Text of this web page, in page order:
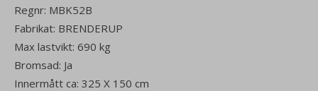
Regnr: MBK52B
Fabrikat: BRENDERUP
Max lastvikt: 690 kg
Bromsad: Ja
Innermått ca: 325 X 150 cm